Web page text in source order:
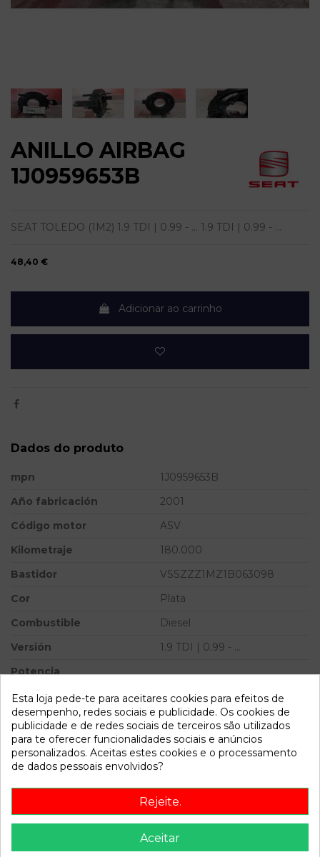
ANILLO AIRBAG
1J0959653B
SEAT TOLEDO (1M2) 1.9 TDI | 0.99 - ... 1.9 TDI | 0.99 - ...
48,40 €
Adicionar ao carrinho
Dados do produto
mpn
1J0959653B
Año fabricación
2001
Código motor
ASV
Kilometraje
180.000
Bastidor
VSSZZZ1MZ1B063098
Cor
Plata
Combustible
Diesel
Versión
1.9 TDI | 0.99 - ...
Potencia
Modelo
TOLEDO (1M2) 1.9 TDI | 0.99 -
...
Referência 800781
Disponível a partir de: 2022-04-06
Recambio de anillo airbag para seat toledo (1m2) 1.9 tdi |
0.99 - ... 1.9 tdi | 0.99 - ... referencia OEM IAM 1J0959653B
Esta loja pede-te para aceitares cookies para efeitos de
desempenho, redes sociais e publicidade. Os cookies de
publicidade e de redes sociais de terceiros são utilizados
para te oferecer funcionalidades sociais e anúncios
personalizados. Aceitas estes cookies e o processamento
de dados pessoais envolvidos?
Rejeite.
Aceitar